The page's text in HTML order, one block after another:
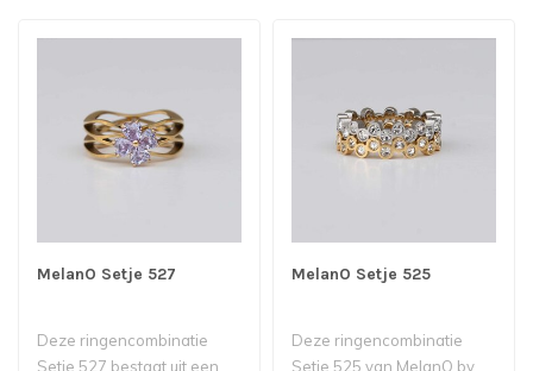
MelanO Setje 527
Deze ringencombinatie
Setje 527 bestaat uit een
MelanO Setje 525
Deze ringencombinatie
Setje 525 van MelanO by